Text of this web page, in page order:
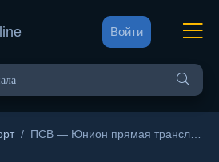
Войти
/ ПСВ — Юнион прямая трансляция 16 сентября 2025